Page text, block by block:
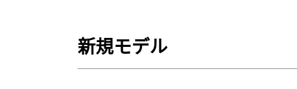
新規モデル